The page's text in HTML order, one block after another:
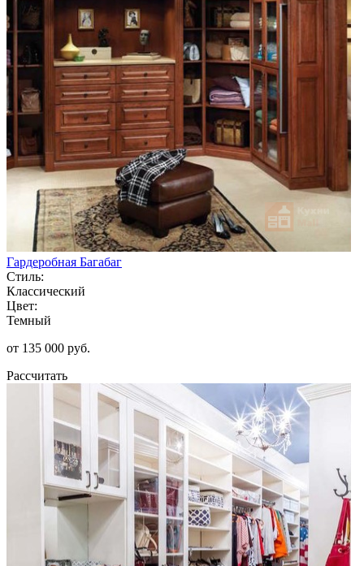
Гардеробная Багабаг
Стиль:
Классический
Цвет:
Темный
от 135 000 руб.
Рассчитать